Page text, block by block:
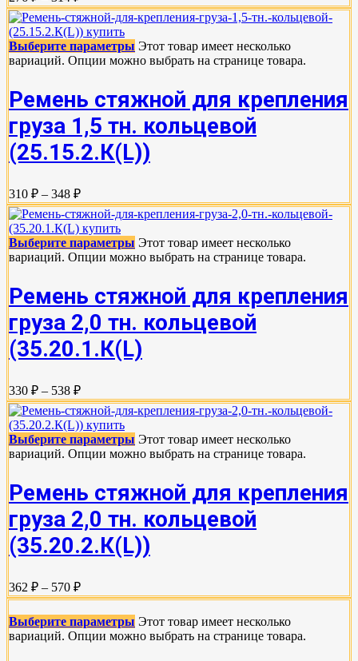
Выберите параметры Этот товар имеет несколько
вариаций. Опции можно выбрать на странице товара.
Ремень стяжной для крепления
груза 1,5 тн. кольцевой
(25.15.2.К(L))
310 ₽ – 348 ₽
Выберите параметры Этот товар имеет несколько
вариаций. Опции можно выбрать на странице товара.
Ремень стяжной для крепления
груза 2,0 тн. кольцевой
(35.20.1.К(L)
330 ₽ – 538 ₽
Выберите параметры Этот товар имеет несколько
вариаций. Опции можно выбрать на странице товара.
Ремень стяжной для крепления
груза 2,0 тн. кольцевой
(35.20.2.К(L))
362 ₽ – 570 ₽
Выберите параметры Этот товар имеет несколько
вариаций. Опции можно выбрать на странице товара.